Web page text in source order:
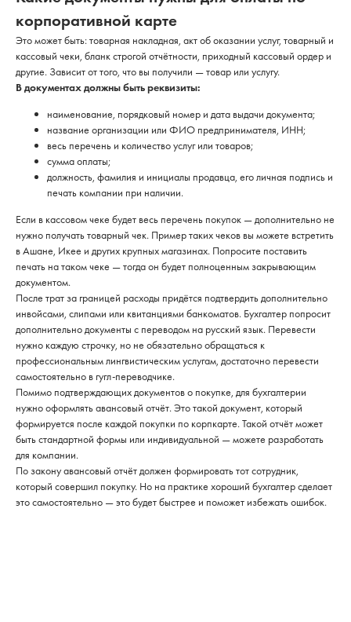
корпоративной карте
Это может быть: товарная накладная, акт об оказании услуг, товарный и
кассовый чеки, бланк строгой отчётности, приходный кассовый ордер и
другие. Зависит от того, что вы получили — товар или услугу.
В документах должны быть реквизиты:
наименование, порядковый номер и дата выдачи документа;
название организации или ФИО предпринимателя, ИНН;
весь перечень и количество услуг или товаров;
сумма оплаты;
должность, фамилия и инициалы продавца, его личная подпись и
печать компании при наличии.
Если в кассовом чеке будет весь перечень покупок — дополнительно не
нужно получать товарный чек. Пример таких чеков вы можете встретить
в Ашане, Икее и других крупных магазинах. Попросите поставить
печать на таком чеке — тогда он будет полноценным закрывающим
документом.
После трат за границей расходы придётся подтвердить дополнительно
инвойсами, слипами или квитанциями банкоматов. Бухгалтер попросит
дополнительно документы с переводом на русский язык. Перевести
нужно каждую строчку, но не обязательно обращаться к
профессиональным лингвистическим услугам, достаточно перевести
самостоятельно в гугл-переводчике.
Помимо подтверждающих документов о покупке, для бухгалтерии
нужно оформлять авансовый отчёт. Это такой документ, который
формируется после каждой покупки по корпкарте. Такой отчёт может
быть стандартной формы или индивидуальной — можете разработать
для компании.
По закону авансовый отчёт должен формировать тот сотрудник,
который совершил покупку. Но на практике хороший бухгалтер сделает
это самостоятельно — это будет быстрее и поможет избежать ошибок.